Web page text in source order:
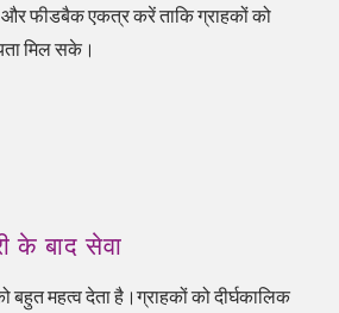
और फीडबैक एकत्र करें ताकि ग्राहकों को
मिल सके।
के बाद सेवा
महत्व देता है।ग्राहकों को दीर्घकालिक